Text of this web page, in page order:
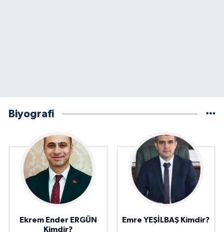
Biyografi
Ekrem Ender ERGÜN
Kimdir?
Emre YEŞİLBAŞ Kimdir?